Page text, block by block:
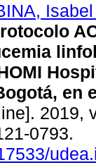
en
2019,
0793.